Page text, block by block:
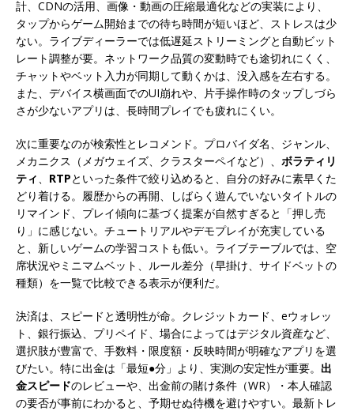
計、CDNの活用、画像・動画の圧縮最適化などの実装により、
タップからゲーム開始までの待ち時間が短いほど、ストレスは少
ない。ライブディーラーでは低遅延ストリーミングと自動ビット
レート調整が要。ネットワーク品質の変動時でも途切れにくく、
チャットやベット入力が同期して動くかは、没入感を左右する。
また、デバイス横画面でのUI崩れや、片手操作時のタップしづら
さが少ないアプリは、長時間プレイでも疲れにくい。
次に重要なのが検索性とレコメンド。プロバイダ名、ジャンル、
メカニクス（メガウェイズ、クラスターペイなど）、 ボラティリ
ティ、 RTPといった条件で絞り込めると、自分の好みに素早くた
どり着ける。履歴からの再開、しばらく遊んでいないタイトルの
リマインド、プレイ傾向に基づく提案が自然すぎると「押し売
り」に感じない。チュートリアルやデモプレイが充実している
と、新しいゲームの学習コストも低い。ライブテーブルでは、空
席状況やミニマムベット、ルール差分（早掛け、サイドベットの
種類）を一覧で比較できる表示が便利だ。
決済は、スピードと透明性が命。クレジットカード、eウォレッ
ト、銀行振込、プリペイド、場合によってはデジタル資産など、
選択肢が豊富で、手数料・限度額・反映時間が明確なアプリを選
びたい。特に出金は「最短●分」より、実測の安定性が重要。 出
金スピードのレビューや、出金前の賭け条件（WR）・本人確認
の要否が事前にわかると、予期せぬ待機を避けやすい。最新トレ